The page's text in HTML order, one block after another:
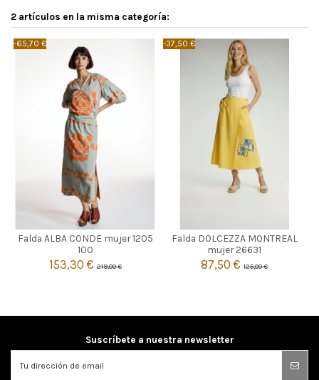
2 artículos en la misma categoría:
-65,70 €
Falda ALBA CONDE mujer 1205
100
153,30 €219,00 €
TOPO
46

-37,50 €
Falda DOLCEZZA MONTREAL
mujer 26631
87,50 €125,00 €
M L

Suscríbete a nuestra newsletter